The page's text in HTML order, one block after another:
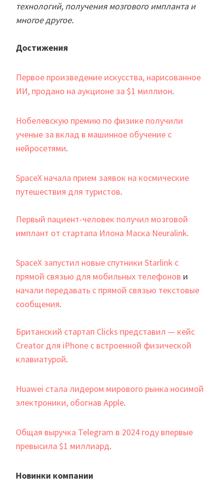
технологий, получения мозгового импланта и
многое другое.
Достижения
Первое произведение искусства, нарисованное
ИИ, продано на аукционе за $1 миллион.
Нобелевскую премию по физике получили
ученые за вклад в машинное обучение с
нейросетями.
SpaceX начала прием заявок на космические
путешествия для туристов.
Первый пациент-человек получил мозговой
имплант от стартапа Илона Маска Neuralink.
SpaceX запустил новые спутники Starlink с
прямой связью для мобильных телефонов и
начали передавать с прямой связью текстовые
сообщения.
Британский стартап Clicks представил — кейс
Creator для iPhone с встроенной физической
клавиатурой.
Huawei стала лидером мирового рынка носимой
электроники, обогнав Apple.
Общая выручка Telegram в 2024 году впервые
превысила $1 миллиард.
Новинки компании